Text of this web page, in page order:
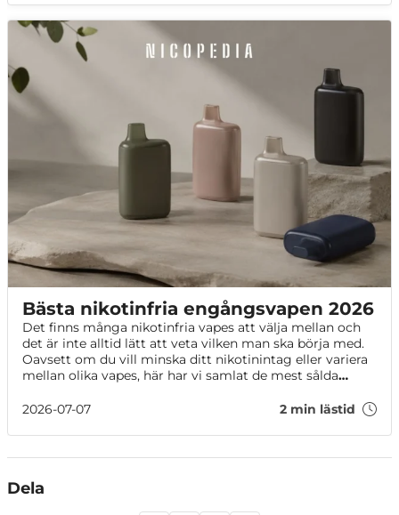
Bästa nikotinfria engångsvapen 2026
Det finns många nikotinfria vapes att välja mellan och
det är inte alltid lätt att veta vilken man ska börja med.
Oavsett om du vill minska ditt nikotinintag eller variera
mellan olika vapes, här har vi samlat de mest sålda
2026-07-07
2 min lästid
Dela